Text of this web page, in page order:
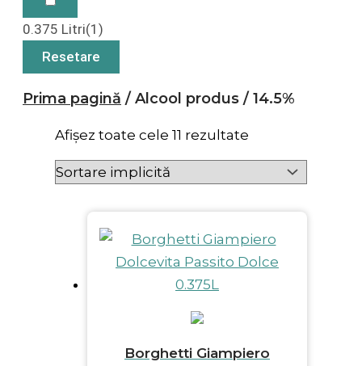
0.375 Litri(1)
Resetare
Prima pagină / Alcool produs / 14.5%
Afișez toate cele 11 rezultate
Borghetti Giampiero